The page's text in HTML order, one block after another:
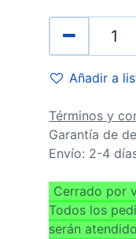
Añadir a
Términos y
Garantía de
Envío: 2-4
Cerrado por
Todos los
serán